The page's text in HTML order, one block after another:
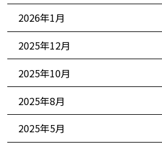
2026年1月
2025年12月
2025年10月
2025年8月
2025年5月